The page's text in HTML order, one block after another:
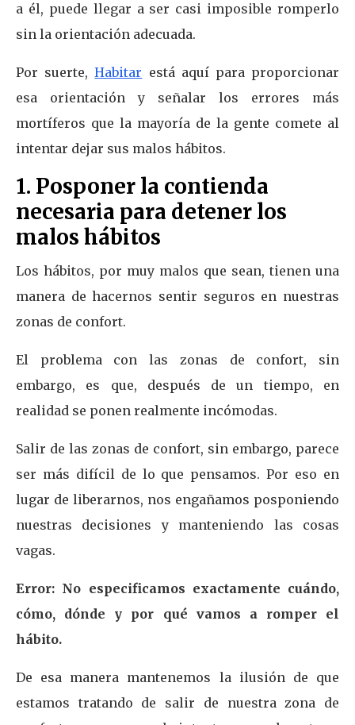
a él, puede llegar a ser casi imposible romperlo
sin la orientación adecuada.
Por suerte,Habitar está aquí para proporcionar
esa orientación y señalar los errores más
mortíferos que la mayoría de la gente comete al
intentar dejar sus malos hábitos.
1. Posponer la contienda
necesaria para detener los
malos hábitos
Los hábitos, por muy malos que sean, tienen una
manera de hacernos sentir seguros en nuestras
zonas de confort.
El problema con las zonas de confort, sin
embargo, es que, después de un tiempo, en
realidad se ponen realmente incómodas.
Salir de las zonas de confort, sin embargo, parece
ser más difícil de lo que pensamos. Por eso en
lugar de liberarnos, nos engañamos posponiendo
nuestras decisiones y manteniendo las cosas
vagas.
Error: No especificamos exactamente cuándo,
cómo, dónde y por qué vamos a romper el
hábito.
De esa manera mantenemos la ilusión de que
estamos tratando de salir de nuestra zona de